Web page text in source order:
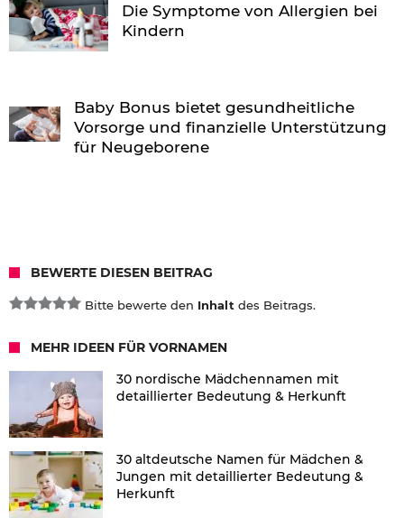
Die Symptome von Allergien bei
Kindern
Baby Bonus bietet gesundheitliche
Vorsorge und finanzielle Unterstützung
für Neugeborene
BEWERTE DIESEN BEITRAG
Bitte bewerte den Inhalt des Beitrags.
MEHR IDEEN FÜR VORNAMEN
30 nordische Mädchennamen mit
detaillierter Bedeutung & Herkunft
30 altdeutsche Namen für Mädchen &
Jungen mit detaillierter Bedeutung &
Herkunft